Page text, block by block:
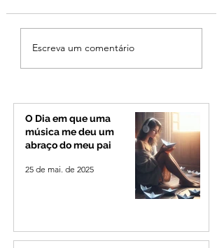
Jovem de 24 anos é
morto após briga
durante luau no
Paranaíba
Escreva um comentário
O Dia em que uma
música me deu um
abraço do meu pai
25 de mai. de 2025